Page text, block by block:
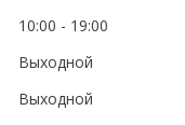
10:00
19:00
Выходной
Выходной